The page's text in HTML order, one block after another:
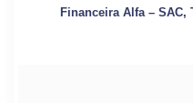
Financeira Alfa – SAC,